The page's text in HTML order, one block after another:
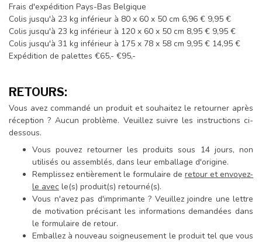
Frais d'expédition Pays-Bas Belgique
Colis jusqu'à 23 kg inférieur à 80 x 60 x 50 cm 6,96 € 9,95 €
Colis jusqu'à 23 kg inférieur à 120 x 60 x 50 cm 8,95 € 9,95 €
Colis jusqu'à 31 kg inférieur à 175 x 78 x 58 cm 9,95 € 14,95 €
Expédition de palettes €65,- €95,-
RETOURS:
Vous avez commandé un produit et souhaitez le retourner après
réception ? Aucun problème. Veuillez suivre les instructions ci-
dessous.
Vous pouvez retourner les produits sous 14 jours, non
utilisés ou assemblés, dans leur emballage d'origine.
Remplissez entièrement le formulaire de retour et envoyez-
le avec le(s) produit(s) retourné(s).
Vous n'avez pas d'imprimante ? Veuillez joindre une lettre
de motivation précisant les informations demandées dans
le formulaire de retour.
Emballez à nouveau soigneusement le produit tel que vous